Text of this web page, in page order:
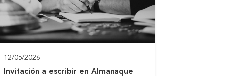
12/05/2026
Invitación a escribir en Almanaque